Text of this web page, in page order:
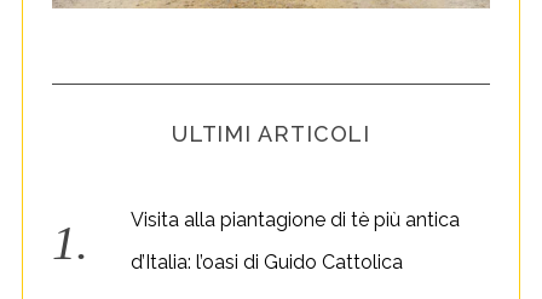
ULTIMI ARTICOLI
Visita alla piantagione di tè più antica
d’Italia: l’oasi di Guido Cattolica